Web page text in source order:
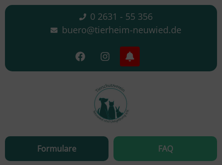
0 2631 - 55 356
buero@tierheim-neuwied.de
Formulare FAQ